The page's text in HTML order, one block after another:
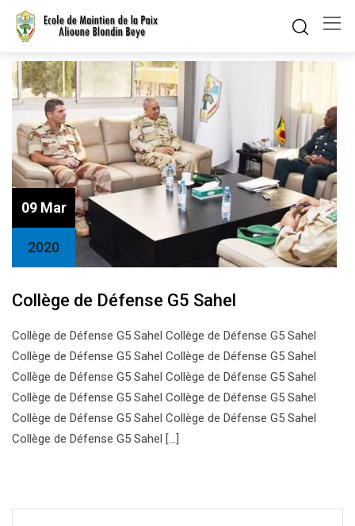
Skip
09 Mar
2020
Collège de Défense G5 Sahel
Collège de Défense G5 Sahel Collège de Défense G5 Sahel
Collège de Défense G5 Sahel Collège de Défense G5 Sahel
Collège de Défense G5 Sahel Collège de Défense G5 Sahel
Collège de Défense G5 Sahel Collège de Défense G5 Sahel
Collège de Défense G5 Sahel Collège de Défense G5 Sahel
Collège de Défense G5 Sahel [...]